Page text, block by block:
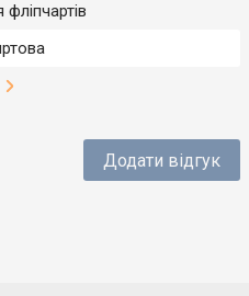
Додати відгук